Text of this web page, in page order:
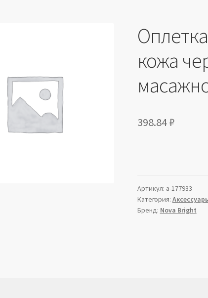
кожа
398.84₽
Артикул: a-177933
Категория:
Бренд: Nova Bright